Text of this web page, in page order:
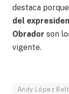
destaca
del
Obrador son
vigente.
Andy López